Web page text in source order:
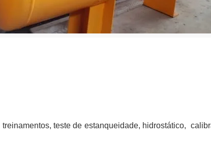
teste de estanqueidade, hidrostático,